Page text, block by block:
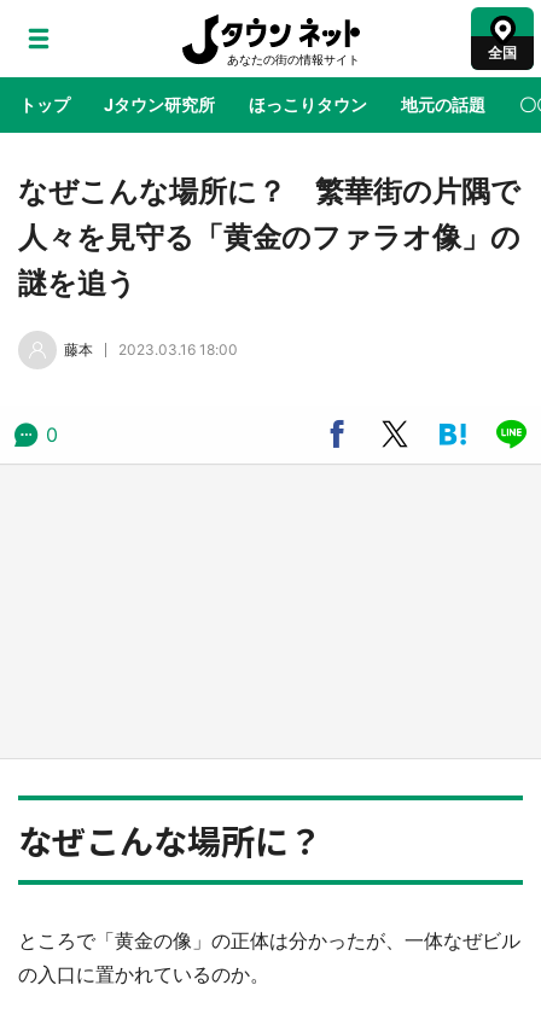
全国
トップ Jタウン研究所 ほっこりタウン 地元の話題 〇
地域×二次元 絶景 あの時はありがとう 物語がはじ
の「猫猫像」も【8／1～10／26】
なぜこんな場所に？ 繁華街の片隅で
人々を見守る「黄金のファラオ像」の
謎を追う
藤本 2023.03.16 18:00
0
なぜこんな場所に？
ところで「黄金の像」の正体は分かったが、一体なぜビル
の入口に置かれているのか。